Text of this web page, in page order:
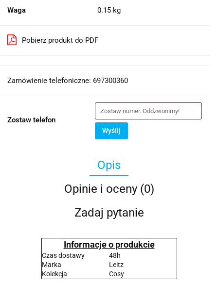
Waga 0.15 kg
Pobierz produkt do PDF
Zamówienie telefoniczne: 697300360
Zostaw telefon
Wyślij
Opis
Opinie i oceny (0)
Zadaj pytanie
Informacje o produkcie
Czas dostawy
48h
Marka
Leitz
Kolekcja
Cosy